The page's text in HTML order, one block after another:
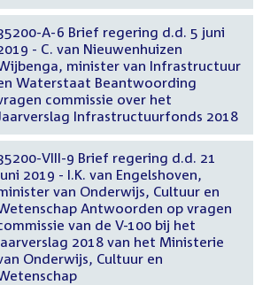
A-6 Brief regering d.d. 5 juni
- C. van Nieuwenhuizen
minister van Infrastructuur
Waterstaat Beantwoording
commissie over het
Infrastructuurfonds 2018
VIII-9 Brief regering d.d. 21
2019 - I.K. van Engelshoven,
van Onderwijs, Cultuur en
Antwoorden op vragen
van de V-100 bij het
2018 van het Ministerie
Onderwijs, Cultuur en